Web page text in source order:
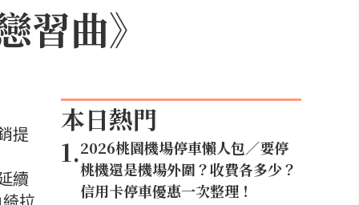
習曲》
提
續
本日熱門
1.2026桃園機場停車懶人包／要停
桃機還是機場外圍？收費各多少？
信用卡停車優惠一次整理！